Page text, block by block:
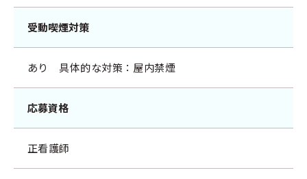
受動喫煙対策
あり 具体的な対策：屋内禁煙
応募資格
正看護師